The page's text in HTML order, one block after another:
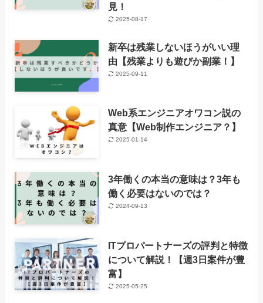
見！
2025-08-17
新卒は残業しないほうがいい理
由【残業よりも遊びか副業！】
2025-09-11
Web系エンジニアオワコン説の
真意【Web制作エンジニア？】
2025-01-14
3年働くの本当の意味は？3年も
働く必要はないのでは？
2024-09-13
ITプロパートナーズの評判と特徴
について解説！【週3日案件が豊
富】
2025-05-25